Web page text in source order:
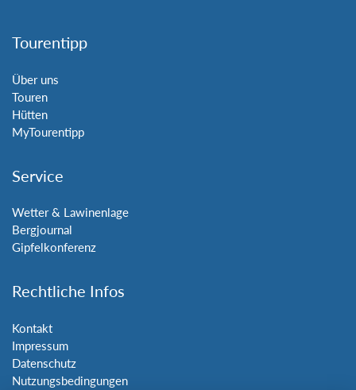
Tourentipp
Über uns
Touren
Hütten
MyTourentipp
Service
Wetter & Lawinenlage
Bergjournal
Gipfelkonferenz
Rechtliche Infos
Kontakt
Impressum
Datenschutz
Nutzungsbedingungen